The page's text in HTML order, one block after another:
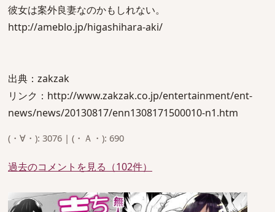
彼女は案外良妻なのかもしれない。
http://ameblo.jp/higashihara-aki/
出典：zakzak
リンク：http://www.zakzak.co.jp/entertainment/ent-
news/news/20130817/enn1308171500010-n1.htm
(・∀・): 3076 | (・Ａ・): 690
過去のコメントを見る（102件）